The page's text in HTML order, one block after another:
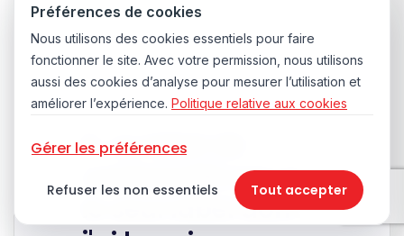
votre bateau, à condition qu'il
dispose également d'une
attestation de conformité
canadienne.
6. Le label de
conformité est-il
le seul label dont
Préférences de cookies
Nous utilisons des cookies essentiels pour faire
fonctionner le site. Avec votre permission, nous utilisons
aussi des cookies d’analyse pour mesurer l’utilisation et
améliorer l’expérience. Politique relative aux cookies
Gérer les préférences
Refuser les non essentiels Tout accepter